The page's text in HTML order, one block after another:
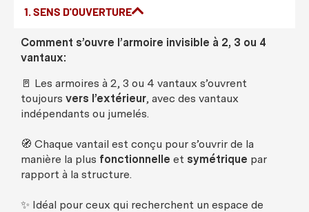
1. SENS D'OUVERTURE
Comment s’ouvre l’armoire invisible à 2, 3 ou 4
vantaux:
🚪 Les armoires à 2, 3 ou 4 vantaux s’ouvrent
toujours vers l’extérieur, avec des vantaux
indépendants ou jumelés.
🧭 Chaque vantail est conçu pour s’ouvrir de la
manière la plus fonctionnelle et symétrique par
rapport à la structure.
✨ Idéal pour ceux qui recherchent un espace de